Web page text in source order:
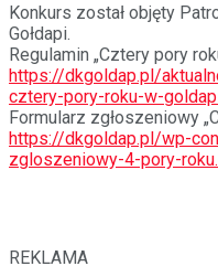
Konkurs został objęty
Gołdapi.
Regulamin „Cztery pory
https://dkgoldap.pl/
cztery-pory-roku-w-
Formularz zgłoszeniowy
https://dkgoldap.pl/wp-
zgloszeniowy-4-pory-
REKLAMA